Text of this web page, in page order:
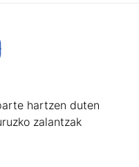
hartzen duten
zalantzak